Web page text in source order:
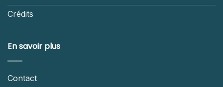
Crédits
En savoir plus
Contact